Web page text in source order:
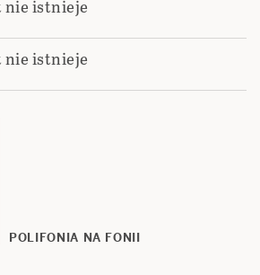
nie istnieje
nie istnieje
POLIFONIA NA FONII